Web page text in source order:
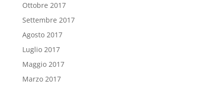
Ottobre 2017
Settembre 2017
Agosto 2017
Luglio 2017
Maggio 2017
Marzo 2017